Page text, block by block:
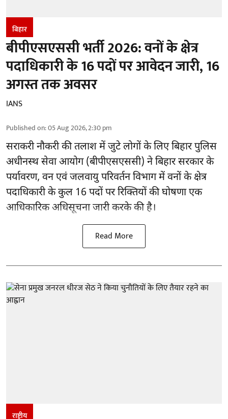
बिहार
बीपीएसएससी भर्ती 2026: वनों के क्षेत्र
पदाधिकारी के 16 पदों पर आवेदन जारी, 16
अगस्त तक अवसर
IANS
Published on:05 Aug 2026, 2:30 pm
सराकरी नौकरी की तलाश में जुटे लोगों के लिए बिहार पुलिस
अधीनस्थ सेवा आयोग (बीपीएसएससी) ने बिहार सरकार के
पर्यावरण, वन एवं जलवायु परिवर्तन विभाग में वनों के क्षेत्र
पदाधिकारी के कुल 16 पदों पर रिक्तियों की घोषणाएक
आधिकारिक अधिसूचना जारी करके की है।
Read More
राष्ट्रीय